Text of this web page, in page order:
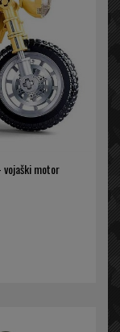
vojaški motor